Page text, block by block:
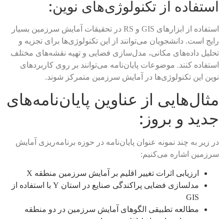
استفاده از تکنولوژی‌های نوین:
استفاده از ابزارهای GIS و RS در تحقیقات آمایش سرزمین بسیار
رایج است. دانشجویان می‌توانند از این تکنولوژی‌ها برای تجزیه و
تحلیل داده‌های مکانی، مدل‌سازی فضایی و تهیه نقشه‌های مختلف
استفاده کنند. موضوعات پایان‌نامه می‌توانند بر روی کاربردهای
نوین این تکنولوژی‌ها در آمایش سرزمین متمرکز شوند.
مثال‌هایی از عناوین پایان‌نامه‌های
جدید و بروز:
در زیر به چند نمونه عنوان پایان‌نامه در حوزه برنامه‌ریزی آمایش
سرزمین اشاره می‌کنیم:
ارزیابی اثرات تغییر اقلیم بر آمایش سرزمین منطقه X
مدلسازی فضایی پراکندگی صنایع در استان Y با استفاده از
GIS
مطالعه تطبیقی الگوهای آمایش سرزمین در دو منطقه